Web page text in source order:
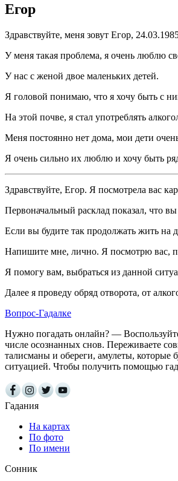
Егор
Здравствуйте, меня зовут Егор,
У меня такая проблема, я очень люблю
У нас с женой двое маленьких детей.
Я головой понимаю, что я хочу быть с
На этой почве, я стал употреблять
Меня постоянно нет дома, мои дети
Я очень сильно их люблю и хочу быть
Здравствуйте, Егор. Я посмотрела вас
Первоначальный расклад показал, что
Если вы будите так продолжать жить на
Напишите мне, лично. Я посмотрю вас,
Я помогу вам, выбраться из данной
Далее я проведу обряд отворота, от
Вопрос-Гадалке
Нужно погадать онлайн? —
числе осознанных снов. Переживаете
талисманы и обереги, амулеты, которые
ситуацией. Чтобы получить помощью
Гадания
На картах
По фото
По имени
Сонник